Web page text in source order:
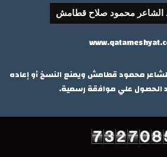
الشاعر محمود صلاح قطامش
محمود قطامش ويمنع النسخ أو إعاده
الحصول علي موافقة رسمية.